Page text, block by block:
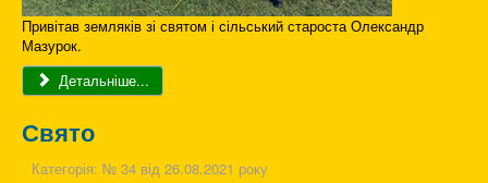
Привітав земляків зі святом і сільський староста Олександр
Мазурок.
Детальніше...
Свято
Категорія: № 34 від 26.08.2021 року